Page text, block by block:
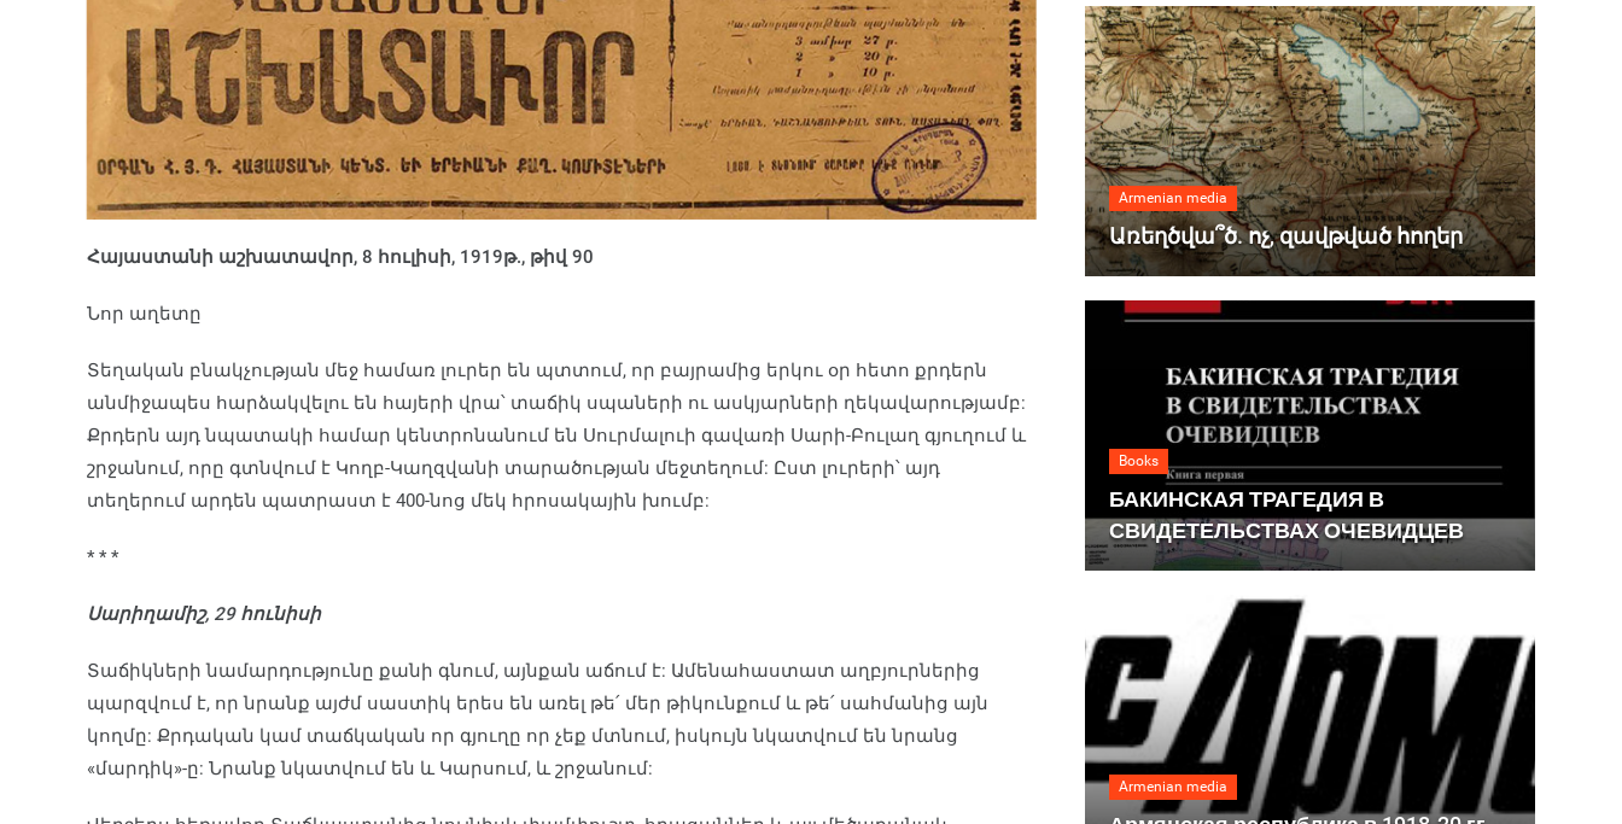
Հայաստանի աշխատավոր, 8 հուլիսի, 1919թ., թիվ 90
Նոր աղետը
Տեղական բնակչության մեջ համառ լուրեր են պտտում, որ բայրամից երկու օր հետո քրդերն
անմիջապես հարձակվելու են հայերի վրա՝ տաճիկ սպաների ու ասկյարների ղեկավարությամբ:
Քրդերն այդ նպատակի համար կենտրոնանում են Սուրմալուի գավառի Սարի-Բուլաղ գյուղում և
շրջանում, որը գտնվում է Կողբ-Կաղզվանի տարածության մեջտեղում: Ըստ լուրերի՝ այդ
տեղերում արդեն պատրաստ է 400-նոց մեկ հրոսակային խումբ:
* * *
Սարիղամիշ, 29 հունիսի
Տաճիկների նամարդությունը քանի գնում, այնքան աճում է: Ամենահաստատ աղբյուրներից
պարզվում է, որ նրանք այժմ սաստիկ երես են առել թե՛ մեր թիկունքում և թե՛ սահմանից այն
կողմը: Քրդական կամ տաճկական որ գյուղը որ չեք մտնում, իսկույն նկատվում են նրանց
«մարդիկ»-ը: Նրանք նկատվում են և Կարսում, և շրջանում:
Armenian media
Առեղծվա՞ծ. ոչ, զավթված հողեր
Books
БАКИНСКАЯ ТРАГЕДИЯ В
СВИДЕТЕЛЬСТВАХ ОЧЕВИДЦЕВ
Armenian media